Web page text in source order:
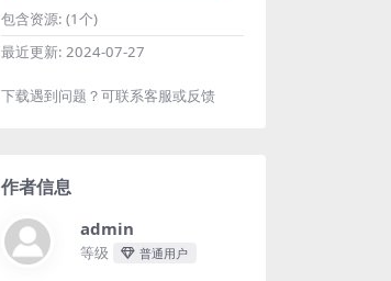
包含资源: (1个)
最近更新: 2024-07-27
下载遇到问题？可联系客服或反馈
作者信息
admin
等级 普通用户